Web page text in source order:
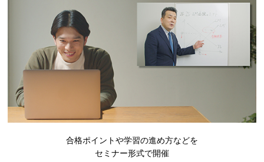
合格ポイントや学習の進め方などを
セミナー形式で開催